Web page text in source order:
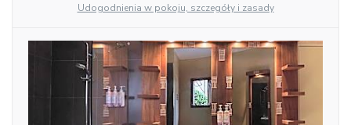
Udogodnienia w pokoju, szczegóły i zasady